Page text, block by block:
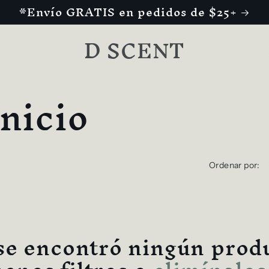
*Envío GRATIS en pedidos de $25+
D SCENT
Ordenar por:
encontró ningún